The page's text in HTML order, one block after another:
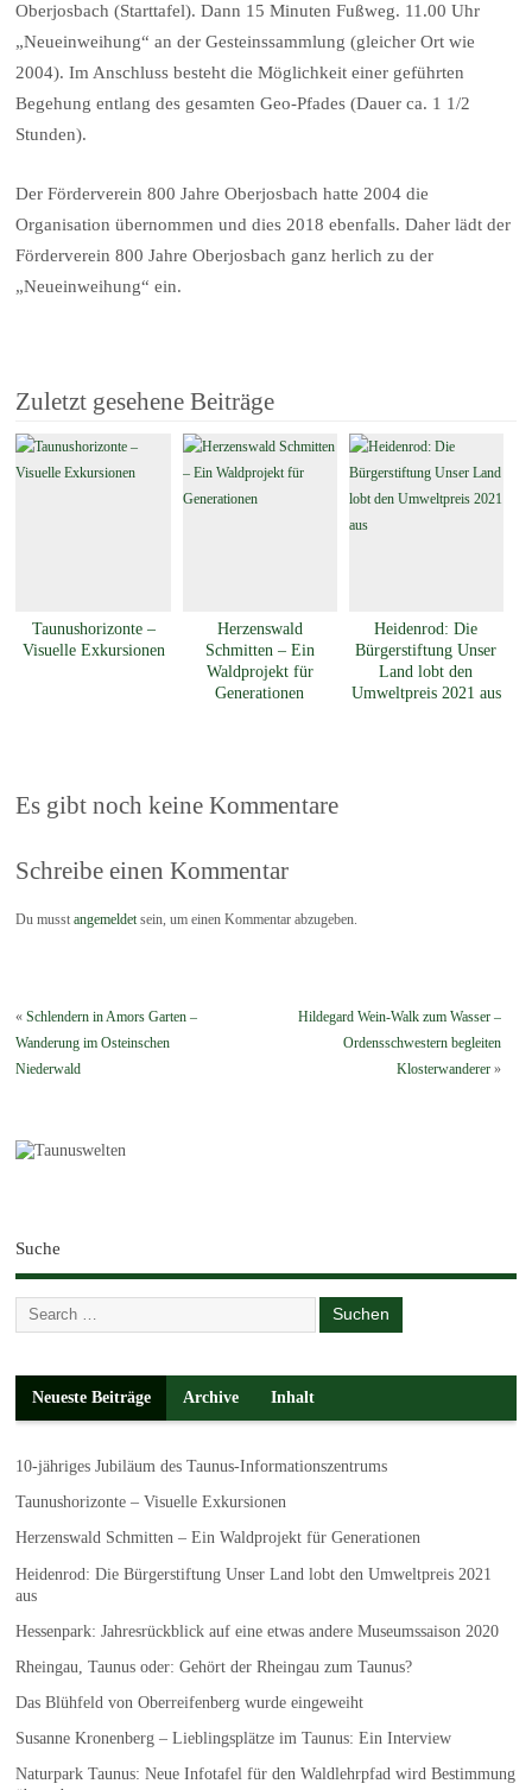
Oberjosbach (Starttafel). Dann 15 Minuten Fußweg. 11.00 Uhr
„Neueinweihung“ an der Gesteinssammlung (gleicher Ort wie
2004). Im Anschluss besteht die Möglichkeit einer geführten
Begehung entlang des gesamten Geo-Pfades (Dauer ca. 1 1/2
Stunden).
Der Förderverein 800 Jahre Oberjosbach hatte 2004 die
Organisation übernommen und dies 2018 ebenfalls. Daher lädt der
Förderverein 800 Jahre Oberjosbach ganz herlich zu der
„Neueinweihung“ ein.
Zuletzt gesehene Beiträge
Taunushorizonte –
Visuelle Exkursionen
Herzenswald
Schmitten – Ein
Waldprojekt für
Generationen
Heidenrod: Die
Bürgerstiftung Unser
Land lobt den
Umweltpreis 2021 aus
Es gibt noch keine Kommentare
Schreibe einen Kommentar
Du musstangemeldetsein, um einen Kommentar abzugeben.
«Schlendern in Amors Garten –
Wanderung im Osteinschen
Niederwald
Hildegard Wein-Walk zum Wasser –
Ordensschwestern begleiten
Klosterwanderer»
Suche
Neueste Beiträge Archive Inhalt
10-jähriges Jubiläum des Taunus-Informationszentrums
Taunushorizonte – Visuelle Exkursionen
Herzenswald Schmitten – Ein Waldprojekt für Generationen
Heidenrod: Die Bürgerstiftung Unser Land lobt den Umweltpreis 2021
aus
Hessenpark: Jahresrückblick auf eine etwas andere Museumssaison 2020
Rheingau, Taunus oder: Gehört der Rheingau zum Taunus?
Das Blühfeld von Oberreifenberg wurde eingeweiht
Susanne Kronenberg – Lieblingsplätze im Taunus: Ein Interview
Naturpark Taunus: Neue Infotafel für den Waldlehrpfad wird Bestimmung